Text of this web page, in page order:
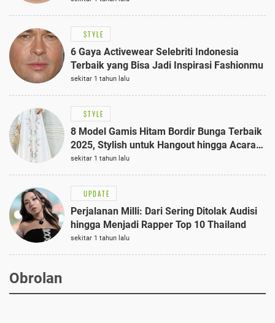
STYLE
6 Gaya Activewear Selebriti Indonesia
Terbaik yang Bisa Jadi Inspirasi Fashionmu
sekitar 1 tahun lalu
STYLE
8 Model Gamis Hitam Bordir Bunga Terbaik
2025, Stylish untuk Hangout hingga Acara
Semi-Formal
sekitar 1 tahun lalu
UPDATE
Perjalanan Milli: Dari Sering Ditolak Audisi
hingga Menjadi Rapper Top 10 Thailand
sekitar 1 tahun lalu
Obrolan